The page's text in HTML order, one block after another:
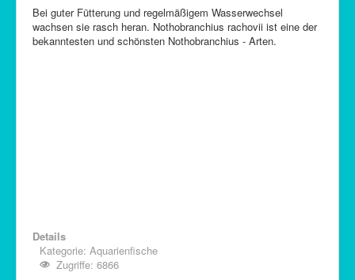
Bei guter Fütterung und regelmäßigem Wasserwechsel
wachsen sie rasch heran. Nothobranchius rachovii ist eine der
bekanntesten und schönsten Nothobranchius - Arten.
Details
Kategorie: Aquarienfische
Zugriffe: 6866